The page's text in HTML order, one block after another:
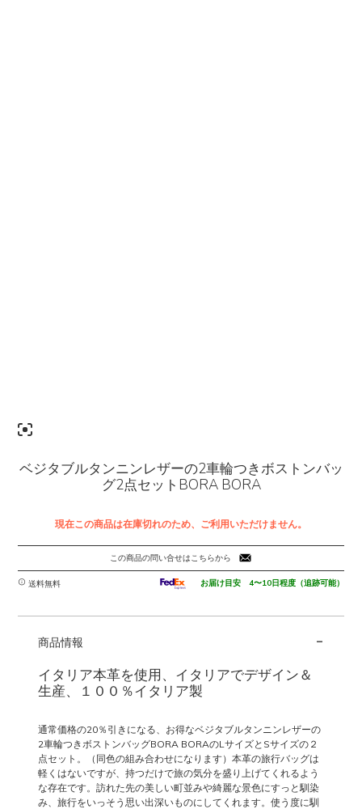
ベジタブルタンニンレザーの2車輪つきボストンバッ
グ2点セットBORA BORA
現在この商品は在庫切れのため、ご利用いただけません。
この商品の問い合せはこちらから
送料無料 お届け目安 4〜10日程度（追跡可能）
商品情報 -
イタリア本革を使用、イタリアでデザイン＆
生産、１００％イタリア製
通常価格の20％引きになる、お得なベジタブルタンニンレザーの
2車輪つきボストンバッグBORA BORAのLサイズとSサイズの２
点セット。（同色の組み合わせになります）本革の旅行バッグは
軽くはないですが、持つだけで旅の気分を盛り上げてくれるよう
な存在です。訪れた先の美しい町並みや綺麗な景色にすっと馴染
み、旅行をいっそう思い出深いものにしてくれます。使う度に馴